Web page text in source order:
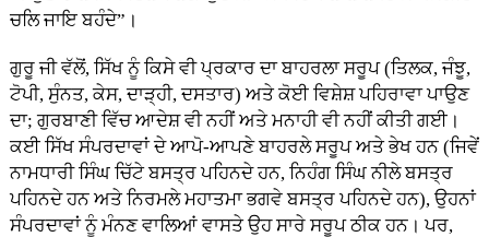
ਚਲਿ ਜਾਇ ਬਹੰਦੇ”।
ਗੁਰੂ ਜੀ ਵੱਲੋਂ, ਸਿੱਖ ਨੂੰ ਕਿਸੇ ਵੀ ਪ੍ਰਕਾਰ ਦਾ ਬਾਹਰਲਾ ਸਰੂਪ (ਤਿਲਕ, ਜੰਝੂ,
ਟੋਪੀ, ਸੁੰਨਤ, ਕੇਸ, ਦਾੜ੍ਹੀ, ਦਸਤਾਰ) ਅਤੇ ਕੋਈ ਵਿਸ਼ੇਸ਼ ਪਹਿਰਾਵਾ ਪਾਉਣ
ਦਾ; ਗੁਰਬਾਣੀ ਵਿੱਚ ਆਦੇਸ਼ ਵੀ ਨਹੀਂ ਅਤੇ ਮਨਾਹੀ ਵੀ ਨਹੀਂ ਕੀਤੀ ਗਈ।
ਕਈ ਸਿੱਖ ਸੰਪਰਦਾਵਾਂ ਦੇ ਆਪੋ-ਆਪਣੇ ਬਾਹਰਲੇ ਸਰੂਪ ਅਤੇ ਭੇਖ ਹਨ (ਜਿਵੇਂ
ਨਾਮਧਾਰੀ ਸਿੰਘ ਚਿੱਟੇ ਬਸਤ੍ਰ ਪਹਿਨਦੇ ਹਨ, ਨਿਹੰਗ ਸਿੰਘ ਨੀਲੇ ਬਸਤ੍ਰ
ਪਹਿਨਦੇ ਹਨ ਅਤੇ ਨਿਰਮਲੇ ਮਹਾਤਮਾ ਭਗਵੇ ਬਸਤ੍ਰ ਪਹਿਨਦੇ ਹਨ), ਉਹਨਾਂ
ਸੰਪਰਦਾਵਾਂ ਨੂੰ ਮੰਨਣ ਵਾਲਿਆਂ ਵਾਸਤੇ ਉਹ ਸਾਰੇ ਸਰੂਪ ਠੀਕ ਹਨ। ਪਰ,